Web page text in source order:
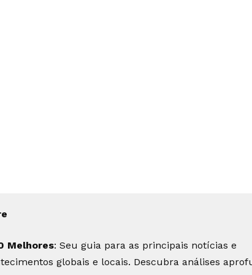
Melhores: Seu guia para as principais notícias e
globais e locais. Descubra análises